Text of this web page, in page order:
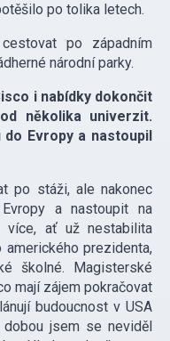
po tolika letech.
po západním
národní parky.
i nabídky dokončit
několika univerzit.
Evropy a nastoupil
po stáži, ale nakonec
a nastoupit na
více, ať už nestabilita
prezidenta,
školné. Magisterské
mají zájem pokračovat
budoucnost v USA
jsem se neviděl